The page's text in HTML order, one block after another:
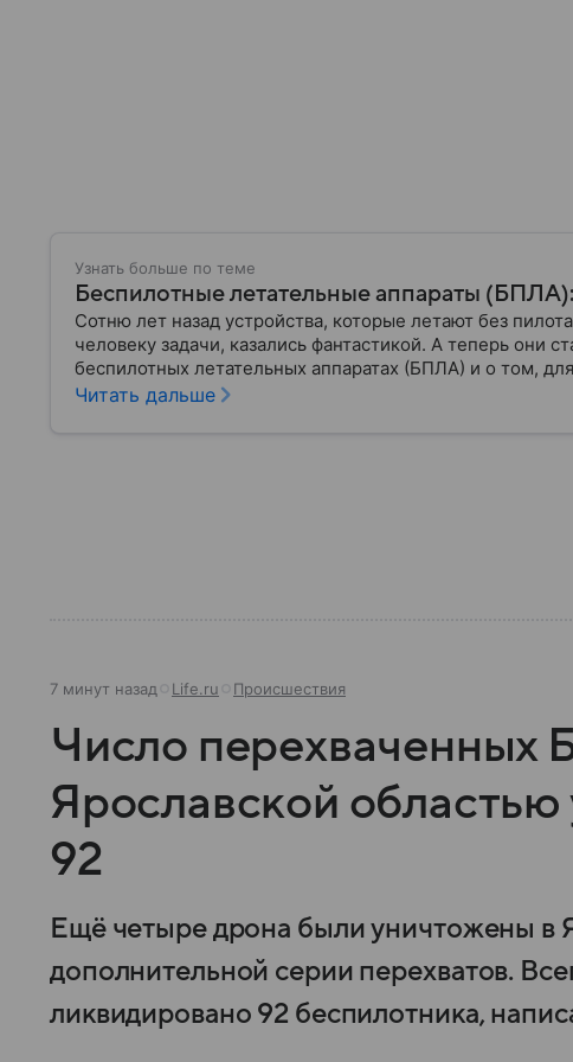
Узнать больше по теме
Беспилотные летательные аппараты
Сотню лет назад устройства, которые летают без
человеку задачи, казались фантастикой. А теперь они
беспилотных летательных аппаратах (БПЛА) и о том,
Читать дальше
7 минут назад Life.ru Происшествия
Число
Ярославской областью
92
Ещё четыре дрона были уничтожены в
дополнительной серии перехватов.
ликвидировано 92 беспилотника,